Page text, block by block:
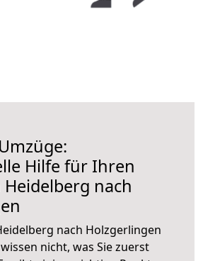
Hilfe für Ihren
nach
nach Holzgerlingen
nicht, was Sie zuerst